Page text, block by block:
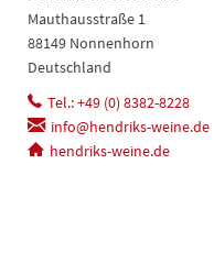
Mauthausstraße 1
88149 Nonnenhorn
Deutschland
Tel.: +49 (0) 8382-8228
info@hendriks-weine.de
hendriks-weine.de